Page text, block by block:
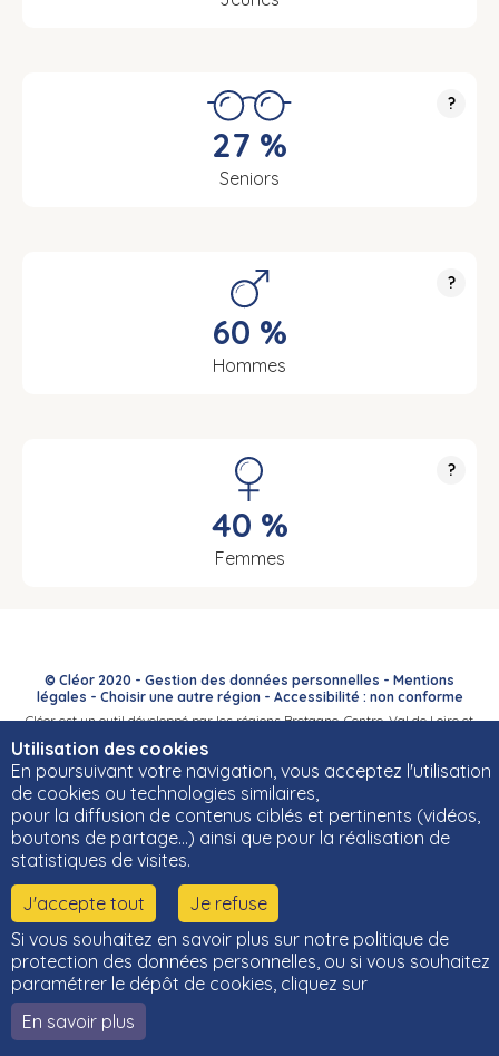
Utilisation des cookies
En poursuivant votre navigation, vous acceptez l'utilisation
de cookies ou technologies similaires,
pour la diffusion de contenus ciblés et pertinents (vidéos,
boutons de partage…) ainsi que pour la réalisation de
statistiques de visites.
J'accepte tout
Je refuse
Si vous souhaitez en savoir plus sur notre politique de
protection des données personnelles, ou si vous souhaitez
paramétrer le dépôt de cookies, cliquez sur
En savoir plus
?
27 %
Seniors
?
60 %
Hommes
?
40 %
Femmes
© Cléor 2020 - Gestion des données personnelles - Mentions
légales - Choisir une autre région- Accessibilité : non conforme
Cléor est un outil développé par les régions Bretagne, Centre-Val de Loire et